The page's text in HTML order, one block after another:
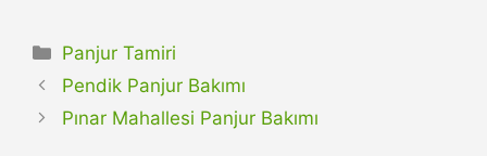
Kategoriler
Panjur Tamiri
Pendik Panjur Bakımı
Pınar Mahallesi Panjur Bakımı